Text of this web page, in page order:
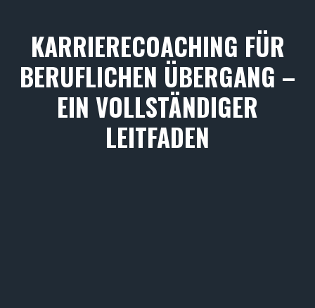
KARRIERECOACHING FÜR
BERUFLICHEN ÜBERGANG –
EIN VOLLSTÄNDIGER
LEITFADEN